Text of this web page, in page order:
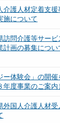
介護人材定着支
施について
訪問介護等サー
計画の募集につい
ー体験会」の開
度事業のご案内
外国人介護人材